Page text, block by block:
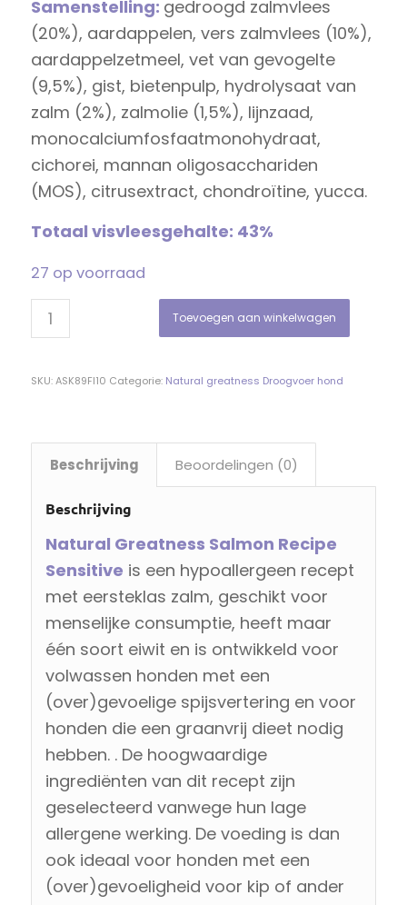
Samenstelling: gedroogd zalmvlees
(20%), aardappelen, vers zalmvlees (10%),
aardappelzetmeel, vet van gevogelte
(9,5%), gist, bietenpulp, hydrolysaat van
zalm (2%), zalmolie (1,5%), lijnzaad,
monocalciumfosfaatmonohydraat,
cichorei, mannan oligosacchariden
(MOS), citrusextract, chondroïtine, yucca.
Totaal visvleesgehalte: 43%
27 op voorraad
Toevoegen aan winkelwagen
SKU:ASK89FI10 Categorie: Natural greatness Droogvoer hond
Beschrijving Beoordelingen (0)
Beschrijving
Natural Greatness Salmon Recipe
Sensitive is een hypoallergeen recept
met eersteklas zalm, geschikt voor
menselijke consumptie, heeft maar
één soort eiwit en is ontwikkeld voor
volwassen honden met een
(over)gevoelige spijsvertering en voor
honden die een graanvrij dieet nodig
hebben. . De hoogwaardige
ingrediënten van dit recept zijn
geselecteerd vanwege hun lage
allergene werking. De voeding is dan
ook ideaal voor honden met een
(over)gevoeligheid voor kip of ander